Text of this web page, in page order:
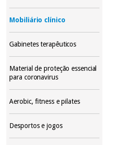
Mobiliário clínico
Gabinetes terapêuticos
Material de proteção essencial
para coronavirus
Aerobic, fitness e pilates
Desportos e jogos